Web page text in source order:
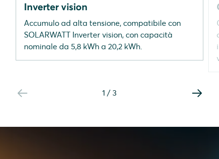
Inverter vision
Accumulo ad alta tensione, compatibile con
SOLARWATT Inverter vision, con capacità
nominale da 5,8 kWh a 20,2 kWh.
1 / 3